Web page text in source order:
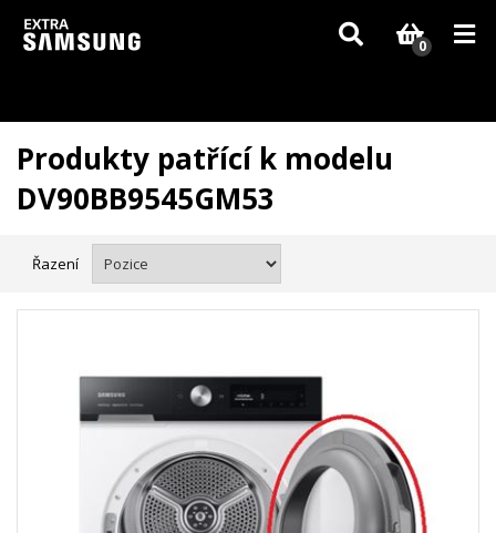
Vzhledem k aktuální situaci se může dodání dílů, které nejsou skladem,
zpozdit. Děkujeme za pochopení.
0
Produkty patřící k modelu
DV90BB9545GM53
Řazení